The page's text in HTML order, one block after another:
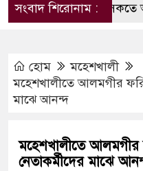
সংবাদ শিরোনাম :
কলাতলী সৈকতে অবৈধ
হোম
মহেশখালী
মহেশখালীতে আলমগীর
মাঝে আনন্দ
মহেশখালীতে আলমগীর
নেতাকর্মীদের মাঝে